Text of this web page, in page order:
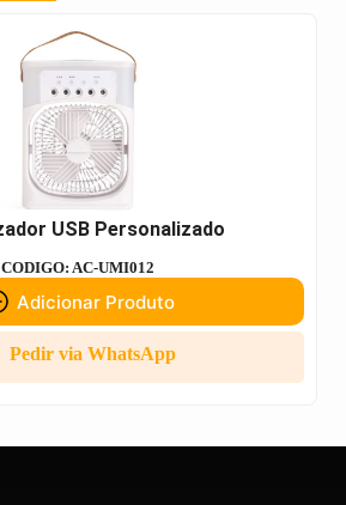
USB Personalizado
CODIGO: AC-UMI012
Adicionar Produto
Pedir via WhatsApp